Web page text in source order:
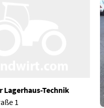
Lagerhaus-Technik
1